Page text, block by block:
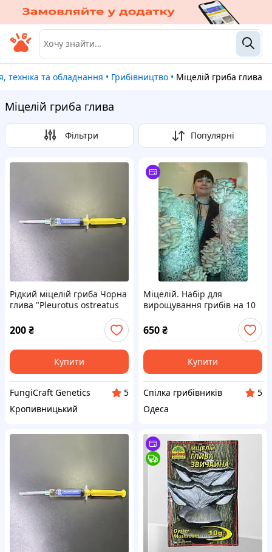
техніка та обладнання • Грибівництво • Міцелій гриба глива
Міцелій гриба глива
Фільтри Популярні
Рідкий міцелій гриба Чорна
глива "Pleurotus ostreatus
var. columbinus" у шприці
(10 мл.)
200₴
Купити
FungiCraft Genetics
5
Кропивницький
Міцелій. Набір для
вирощування грибів на 10
650₴
Купити
Спілка грибівників
5
Одеса